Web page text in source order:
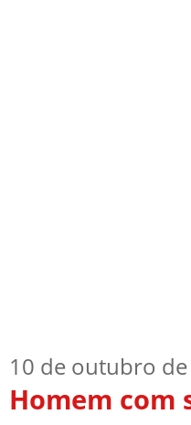
10 de outubro
Homem com